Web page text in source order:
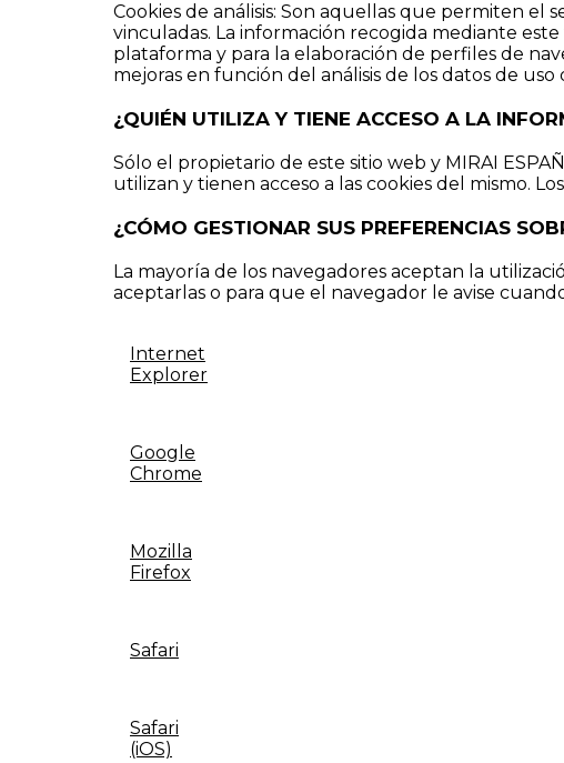
Cookies de análisis: Son aquellas que permiten el
vinculadas. La información recogida mediante
plataforma y para la elaboración de perfiles de
mejoras en función del análisis de los datos de
¿QUIÉN UTILIZA Y TIENE ACCESO A LA
Sólo el propietario de este sitio web y MIRAI
utilizan y tienen acceso a las cookies del mismo.
¿CÓMO GESTIONAR SUS PREFERENCIAS
La mayoría de los navegadores aceptan la
aceptarlas o para que el navegador le avise
Internet
Explorer
Google
Chrome
Mozilla
Firefox
Safari
Safari
(iOS)